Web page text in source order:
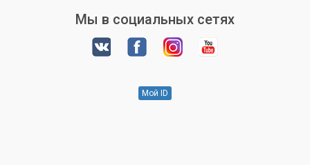
Мы в социальных сетях
Мой ID